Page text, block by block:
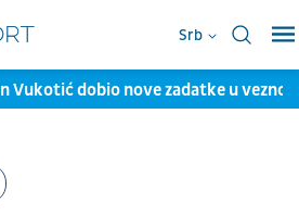
Srb
Vukotić dobio nove zadatke u